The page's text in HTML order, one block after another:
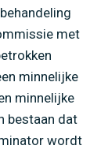
met
minnelijke
minnelijke
bestaan dat
wordt